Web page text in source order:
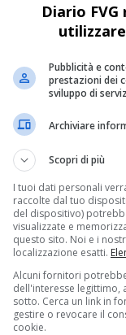
tour virtuale dei
raddoppia:
che racconta la
di
uno stile di
Diario
Pubblicità e
prestazioni dei
sviluppo di
Archiviare
Scopri di più
I tuoi dati personali
raccolte dal tuo
del dispositivo)
visualizzate e
questo sito. Noi e i
localizzazione esatti.
Alcuni fornitori
dell'interesse legittimo,
sotto. Cerca un link in
gestire o revocare il
cookie.